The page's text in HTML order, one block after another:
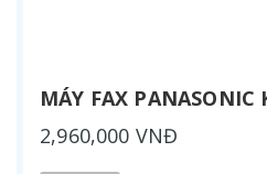
MÁY FAX PANASONIC
2,960,000 VNĐ